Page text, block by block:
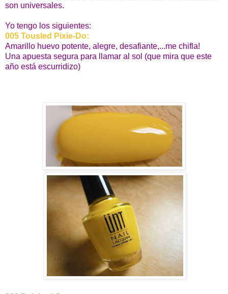
son universales.
Yo tengo los siguientes:
005 Tousled Pixie-Do:
Amarillo huevo potente, alegre, desafiante,...me chifla!
Una apuesta segura para llamar al sol (que mira que este
año está escurridizo)